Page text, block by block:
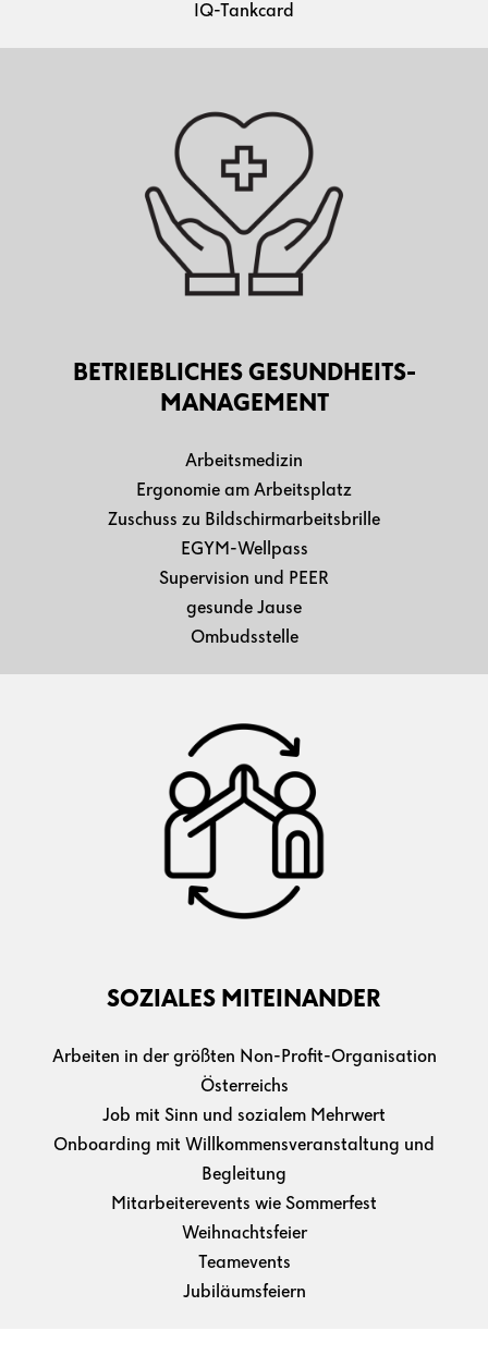
IQ-Tankcard
BETRIEBLICHES GESUNDHEITS-
MANAGEMENT
Arbeitsmedizin
Ergonomie am Arbeitsplatz
Zuschuss zu Bildschirmarbeitsbrille
EGYM-Wellpass
Supervision und PEER
gesunde Jause
Ombudsstelle
SOZIALES MITEINANDER
Arbeiten in der größten Non-Profit-Organisation
Österreichs
Job mit Sinn und sozialem Mehrwert
Onboarding mit Willkommensveranstaltung und
Begleitung
Mitarbeiterevents wie Sommerfest
Weihnachtsfeier
Teamevents
Jubiläumsfeiern